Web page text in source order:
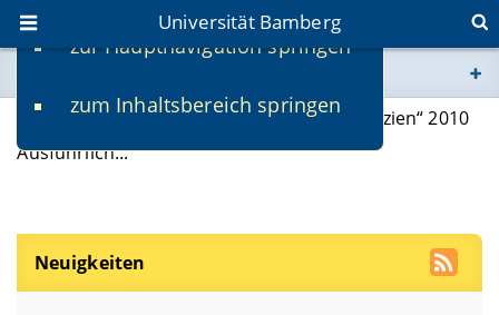
zur Hauptnavigation springen
zum Inhaltsbereich springen
Universität Bamberg
www.uni-bamberg.de
fis.uni-bamberg.de
Exkursion nach Galizien: „Literarisches Galizien“ 2010
Ausführlich...
Neuigkeiten